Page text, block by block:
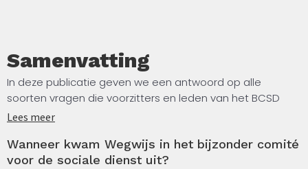
Samenvatting
In deze publicatie geven we een antwoord op alle
soorten vragen die voorzitters en leden van het BCSD
zich kunnen stellen: – Waar en hoe situeert dit bijzonder
bestuur? – Welke bevoegdheden heeft het BCSD? – Hoe
wordt een lid van het BCSD aangeduid?
Lees meer
Wanneer kwam Wegwijs in het bijzonder comité
voor de sociale dienst uit?